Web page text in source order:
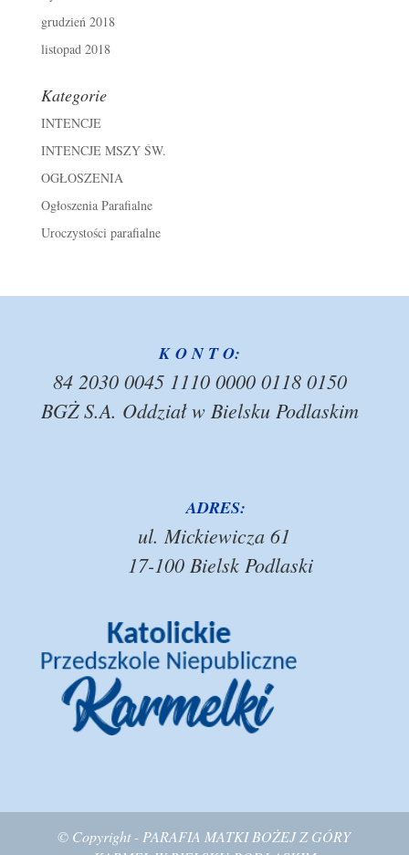
grudzień 2018
listopad 2018
Kategorie
INTENCJE
INTENCJE MSZY ŚW.
OGŁOSZENIA
Ogłoszenia Parafialne
Uroczystości parafialne
K O N T O:
84 2030 0045 1110 0000 0118 0150
BGŻ S.A. Oddział w Bielsku Podlaskim
ADRES:
ul. Mickiewicza 61
17-100 Bielsk Podlaski
© Copyright - PARAFIA MATKI BOŻEJ Z GÓRY